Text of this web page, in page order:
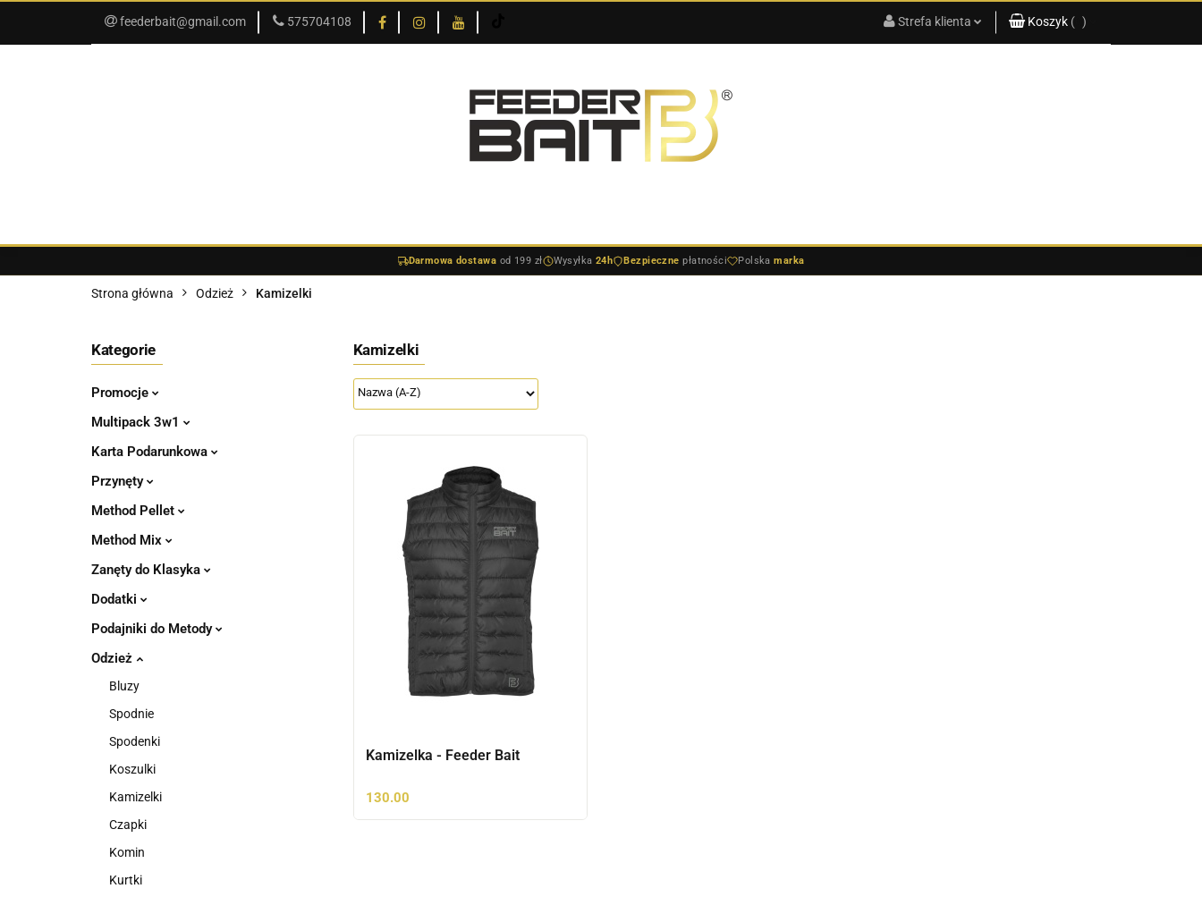
feederbait@gmail.com 575704108 Strefa klienta Koszyk ( )
O
SKLEPIE
NOWOŚCI BESTSELLERY BLOG
PRODUKTÓW
Darmowa dostawa od 199 zł Wysyłka24h Bezpieczne płatności Polskamarka
Strona główna Odzież Kamizelki
Kategorie
Promocje
Multipack 3w1
Karta Podarunkowa
Przynęty
Method Pellet
Method Mix
Zanęty do Klasyka
Dodatki
Podajniki do Metody
Odzież
Bluzy
Spodnie
Spodenki
Koszulki
Kamizelki
Czapki
Komin
Kurtki
Kamizelki
Kamizelka - Feeder Bait
130.00